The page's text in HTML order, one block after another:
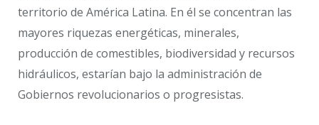
territorio de América Latina. En él se concentran las
mayores riquezas energéticas, minerales,
producción de comestibles, biodiversidad y recursos
hidráulicos, estarían bajo la administración de
Gobiernos revolucionarios o progresistas.